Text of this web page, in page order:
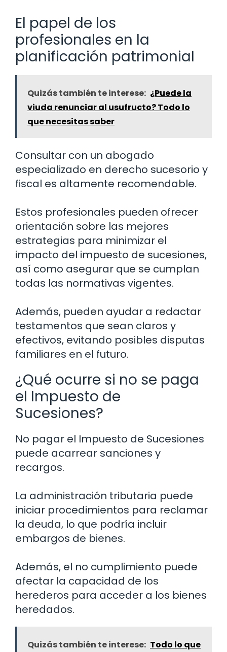
El papel de los
profesionales en la
planificación patrimonial
Quizás también te interese: ¿Puede la
viuda renunciar al usufructo? Todo lo
que necesitas saber
Consultar con un abogado
especializado en derecho sucesorio y
fiscal es altamente recomendable.
Estos profesionales pueden ofrecer
orientación sobre las mejores
estrategias para minimizar el
impacto del impuesto de sucesiones,
así como asegurar que se cumplan
todas las normativas vigentes.
Además, pueden ayudar a redactar
testamentos que sean claros y
efectivos, evitando posibles disputas
familiares en el futuro.
¿Qué ocurre si no se paga
el Impuesto de
Sucesiones?
No pagar el Impuesto de Sucesiones
puede acarrear sanciones y
recargos.
La administración tributaria puede
iniciar procedimientos para reclamar
la deuda, lo que podría incluir
embargos de bienes.
Además, el no cumplimiento puede
afectar la capacidad de los
herederos para acceder a los bienes
heredados.
Quizás también te interese: Todo lo que